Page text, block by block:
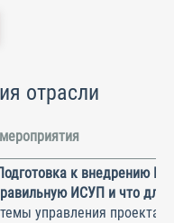
отрасли
к внедрению
ИСУП и что для
управления